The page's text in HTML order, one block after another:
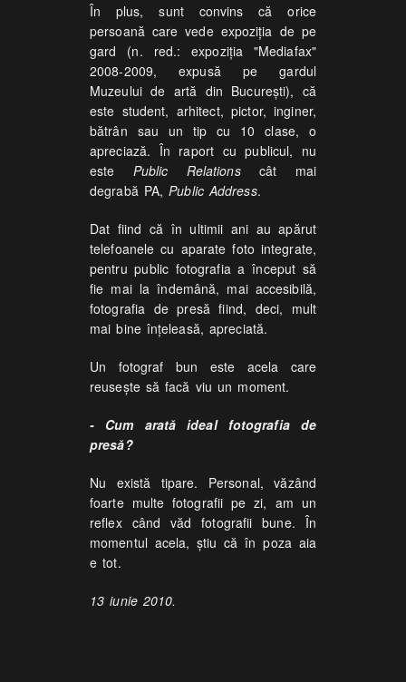
În plus, sunt convins că orice
persoană care vede expoziţia de pe
gard (n. red.: expoziţia "Mediafax"
2008-2009, expusă pe gardul
Muzeului de artă din Bucureşti), că
este student, arhitect, pictor, inginer,
bătrân sau un tip cu 10 clase, o
apreciază. În raport cu publicul, nu
este Public Relationscât mai
degrabă PA,Public Address.
Dat fiind că în ultimii ani au apărut
telefoanele cu aparate foto integrate,
pentru public fotografia a început să
fie mai la îndemână, mai accesibilă,
fotografia de presă fiind, deci, mult
mai bine înţeleasă, apreciată.
Un fotograf bun este acela care
reuseşte să facă viu un moment.
- Cum arată ideal fotografia de
presă?
Nu există tipare. Personal, văzând
foarte multe fotografii pe zi, am un
reflex când văd fotografii bune. În
momentul acela, ştiu că în poza aia
e tot.
13 iunie 2010.